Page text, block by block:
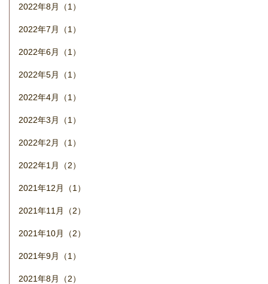
2022年8月（1）
2022年7月（1）
2022年6月（1）
2022年5月（1）
2022年4月（1）
2022年3月（1）
2022年2月（1）
2022年1月（2）
2021年12月（1）
2021年11月（2）
2021年10月（2）
2021年9月（1）
2021年8月（2）